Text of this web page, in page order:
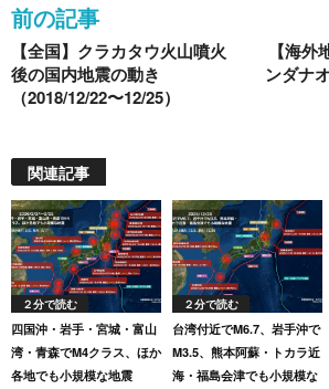
o
k
前の記事
【全国】クラカタウ火山噴火
後の国内地震の動き
（2018/12/22〜12/25）
【海
ンダナ
関連記事
２分で読む
四国沖・岩手・宮城・富山
湾・青森でM4クラス、ほか
各地でも小規模な地震
２分で読む
台湾付近でM6.7、岩手沖で
M3.5、熊本阿蘇・トカラ近
海・福島会津でも小規模な